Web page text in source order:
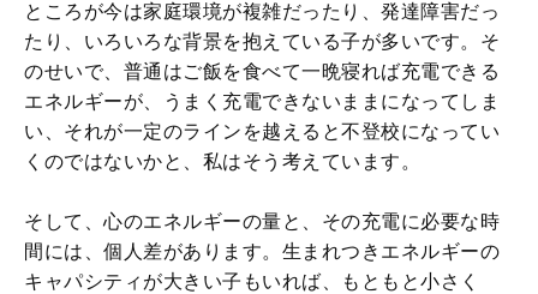
ところが今は家庭環境が複雑だったり、発達障害だっ
たり、いろいろな背景を抱えている子が多いです。そ
のせいで、普通はご飯を食べて一晩寝れば充電できる
エネルギーが、うまく充電できないままになってしま
い、それが一定のラインを越えると不登校になってい
くのではないかと、私はそう考えています。
そして、心のエネルギーの量と、その充電に必要な時
間には、個人差があります。生まれつきエネルギーの
キャパシティが大きい子もいれば、もともと小さく